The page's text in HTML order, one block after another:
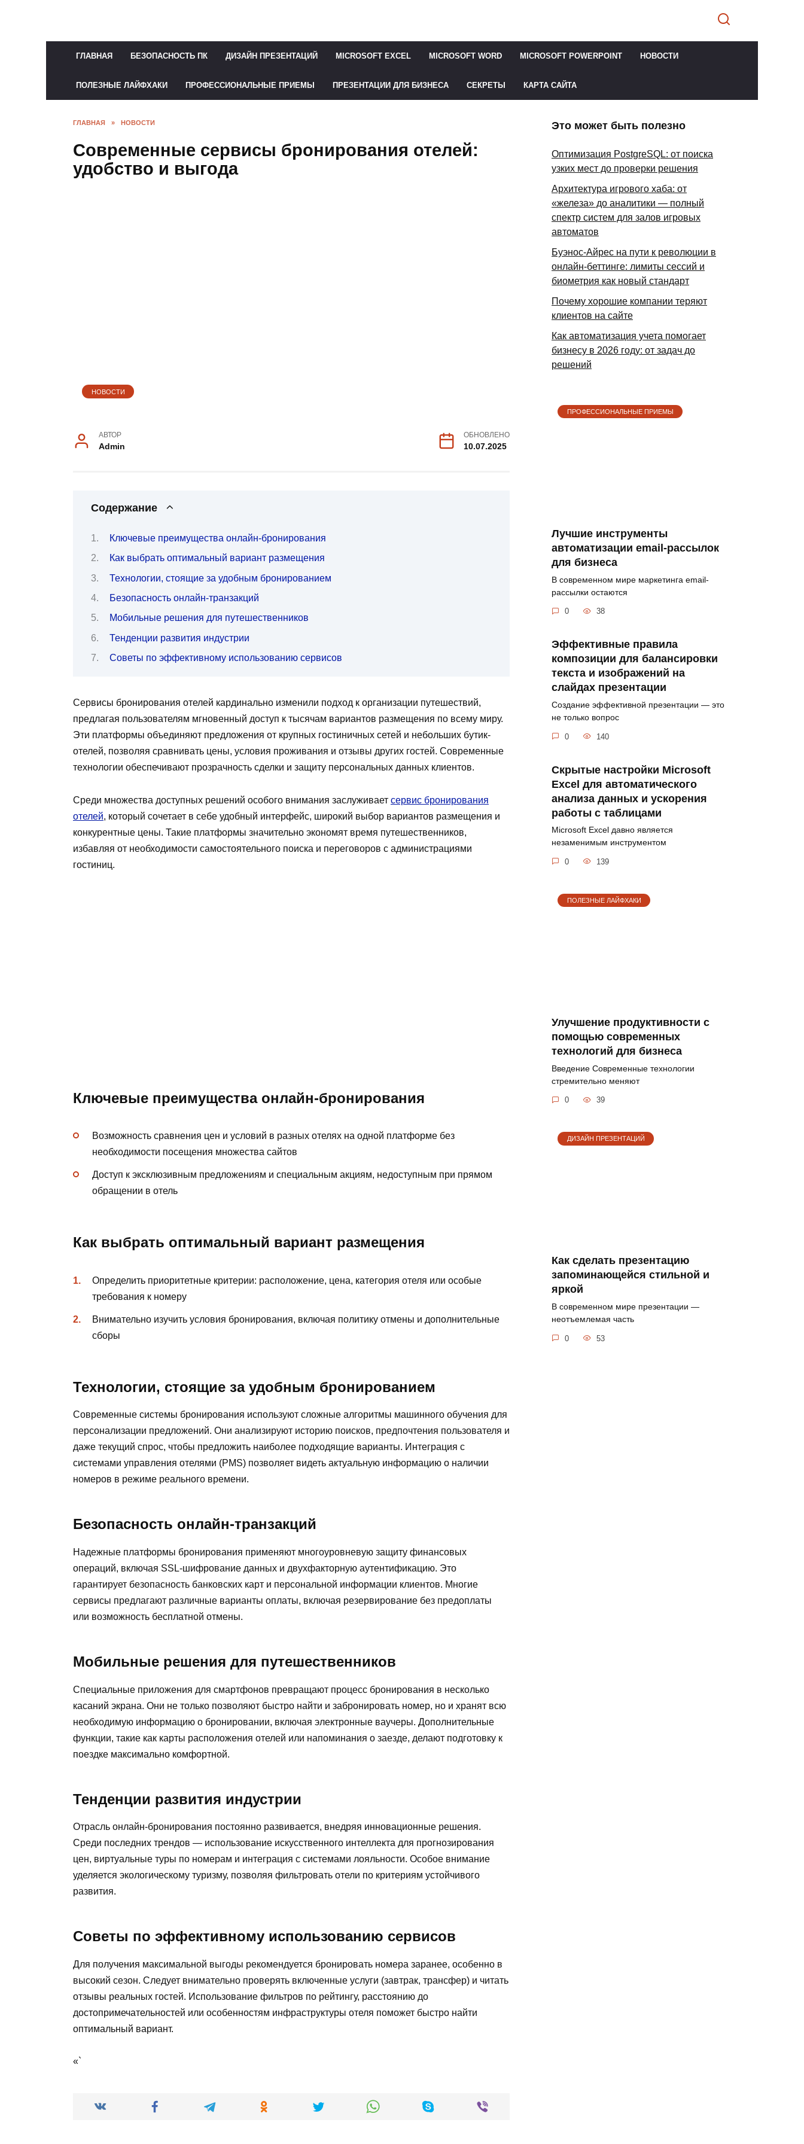
ГЛАВНАЯ БЕЗОПАСНОСТЬ ПК ДИЗАЙН ПРЕЗЕНТАЦИЙ MICROSOFT EXCEL MICROSOFT WORD MICROSOFT POWERPOINT НОВОСТИ
ПОЛЕЗНЫЕ ЛАЙФХАКИ ПРОФЕССИОНАЛЬНЫЕ ПРИЕМЫ ПРЕЗЕНТАЦИИ ДЛЯ БИЗНЕСА СЕКРЕТЫ КАРТА САЙТА
ГЛАВНАЯ » НОВОСТИ
Современные сервисы бронирования отелей:
удобство и выгода
НОВОСТИ
АВТОР
Admin
ОБНОВЛЕНО
10.07.2025
Содержание
Ключевые преимущества онлайн-бронирования
Как выбрать оптимальный вариант размещения
Технологии, стоящие за удобным бронированием
Безопасность онлайн-транзакций
Мобильные решения для путешественников
Тенденции развития индустрии
Советы по эффективному использованию сервисов
Сервисы бронирования отелей кардинально изменили подход к организации путешествий,
предлагая пользователям мгновенный доступ к тысячам вариантов размещения по всему миру.
Эти платформы объединяют предложения от крупных гостиничных сетей и небольших бутик-
отелей, позволяя сравнивать цены, условия проживания и отзывы других гостей. Современные
технологии обеспечивают прозрачность сделки и защиту персональных данных клиентов.
Среди множества доступных решений особого внимания заслуживает сервис бронирования
отелей, который сочетает в себе удобный интерфейс, широкий выбор вариантов размещения и
конкурентные цены. Такие платформы значительно экономят время путешественников,
избавляя от необходимости самостоятельного поиска и переговоров с администрациями
гостиниц.
Ключевые преимущества онлайн-бронирования
Возможность сравнения цен и условий в разных отелях на одной платформе без
необходимости посещения множества сайтов
Доступ к эксклюзивным предложениям и специальным акциям, недоступным при прямом
обращении в отель
Как выбрать оптимальный вариант размещения
Определить приоритетные критерии: расположение, цена, категория отеля или особые
требования к номеру
Внимательно изучить условия бронирования, включая политику отмены и дополнительные
сборы
Технологии, стоящие за удобным бронированием
Современные системы бронирования используют сложные алгоритмы машинного обучения для
персонализации предложений. Они анализируют историю поисков, предпочтения пользователя и
даже текущий спрос, чтобы предложить наиболее подходящие варианты. Интеграция с
системами управления отелями (PMS) позволяет видеть актуальную информацию о наличии
номеров в режиме реального времени.
Безопасность онлайн-транзакций
Надежные платформы бронирования применяют многоуровневую защиту финансовых
операций, включая SSL-шифрование данных и двухфакторную аутентификацию. Это
гарантирует безопасность банковских карт и персональной информации клиентов. Многие
сервисы предлагают различные варианты оплаты, включая резервирование без предоплаты
или возможность бесплатной отмены.
Мобильные решения для путешественников
Специальные приложения для смартфонов превращают процесс бронирования в несколько
касаний экрана. Они не только позволяют быстро найти и забронировать номер, но и хранят всю
необходимую информацию о бронировании, включая электронные ваучеры. Дополнительные
функции, такие как карты расположения отелей или напоминания о заезде, делают подготовку к
поездке максимально комфортной.
Тенденции развития индустрии
Отрасль онлайн-бронирования постоянно развивается, внедряя инновационные решения.
Среди последних трендов — использование искусственного интеллекта для прогнозирования
цен, виртуальные туры по номерам и интеграция с системами лояльности. Особое внимание
уделяется экологическому туризму, позволяя фильтровать отели по критериям устойчивого
развития.
Советы по эффективному использованию сервисов
Для получения максимальной выгоды рекомендуется бронировать номера заранее, особенно в
высокий сезон. Следует внимательно проверять включенные услуги (завтрак, трансфер) и читать
отзывы реальных гостей. Использование фильтров по рейтингу, расстоянию до
достопримечательностей или особенностям инфраструктуры отеля поможет быстро найти
оптимальный вариант.
«`
Это может быть полезно
Оптимизация PostgreSQL: от поиска
узких мест до проверки решения
Архитектура игрового хаба: от
«железа» до аналитики — полный
спектр систем для залов игровых
автоматов
Буэнос-Айрес на пути к революции в
онлайн-беттинге: лимиты сессий и
биометрия как новый стандарт
Почему хорошие компании теряют
клиентов на сайте
Как автоматизация учета помогает
бизнесу в 2026 году: от задач до
решений
ПРОФЕССИОНАЛЬНЫЕ ПРИЕМЫ
Лучшие инструменты
автоматизации email-рассылок
для бизнеса
В современном мире маркетинга email-
рассылки остаются
0 38
Эффективные правила
композиции для балансировки
текста и изображений на
слайдах презентации
Создание эффективной презентации — это
не только вопрос
0 140
Скрытые настройки Microsoft
Excel для автоматического
анализа данных и ускорения
работы с таблицами
Microsoft Excel давно является
незаменимым инструментом
0 139
ПОЛЕЗНЫЕ ЛАЙФХАКИ
Улучшение продуктивности с
помощью современных
технологий для бизнеса
Введение Современные технологии
стремительно меняют
0 39
ДИЗАЙН ПРЕЗЕНТАЦИЙ
Как сделать презентацию
запоминающейся стильной и
яркой
В современном мире презентации —
неотъемлемая часть
0 53